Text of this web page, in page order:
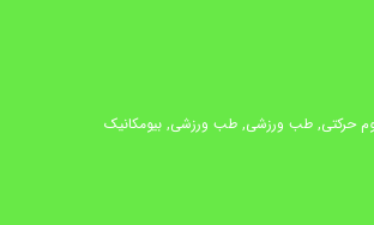
حرکتی, طب ورزشی, طب ورزشی, بیومکانیک